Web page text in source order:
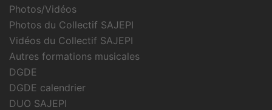
Photos/Vidéos
Photos du Collectif SAJEPI
Vidéos du Collectif SAJEPI
Autres formations musicales
DGDE
DGDE calendrier
DUO SAJEPI